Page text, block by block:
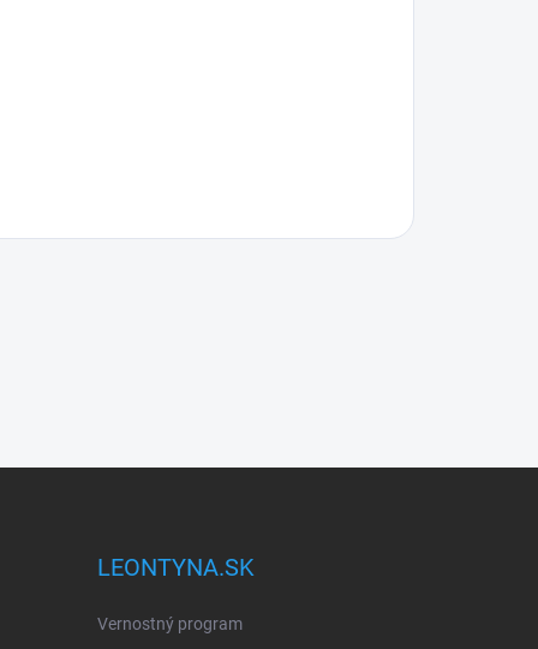
LEONTYNA.SK
Vernostný program